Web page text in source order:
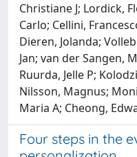
Christiane J; Lordick,
Carlo; Cellini,
Dieren, Jolanda;
Jan; van der Sangen,
Ruurda, Jelle P;
Nilsson, Magnus;
Maria A; Cheong,
Four steps in the